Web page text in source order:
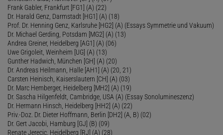
Frank Gabler, Frankfurt [FG1] (A) (22)
Dr. Harald Genz, Darmstadt [HG1] (A) (18)
Prof. Dr. Henning Genz, Karlsruhe [HG2] (A) (Essays Symmetrie und Vakuum)
Dr. Michael Gerding, Potsdam [MG2] (A) (13)
Andrea Greiner, Heidelberg [AG1] (A) (06)
Uwe Grigoleit, Weinheim [UG] (A) (13)
Gunther Hadwich, München [GH] (A) (20)
Dr. Andreas Heilmann, Halle [AH1] (A) (20, 21)
Carsten Heinisch, Kaiserslautern [CH] (A) (03)
Dr. Marc Hemberger, Heidelberg [MH2] (A) (19)
Dr. Sascha Hilgenfeldt, Cambridge, USA (A) (Essay Sonolumineszenz)
Dr. Hermann Hinsch, Heidelberg [HH2] (A) (22)
Priv.-Doz. Dr. Dieter Hoffmann, Berlin [DH2] (A, B) (02)
Dr. Gert Jacobi, Hamburg [GJ] (B) (09)
Renate Jerecic, Heidelberg [RJ] (A) (28)